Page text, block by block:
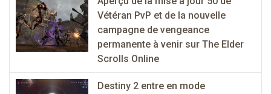
Vétéran PvP et de la nouvelle
campagne de vengeance
permanente à venir sur The Elder
Scrolls Online
Destiny 2 entre en mode